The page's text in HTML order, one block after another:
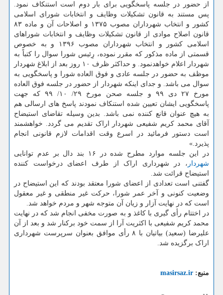
از حضور در جلسه پاسخگویی برای بار دوم است استنکاف نمود.
پس مستند به قانون تشکیلات وظایف و انتخابات شورای اسلامی
کشور و انتخاب شهرداران مصوب ۱۳۷۵ و اصلاحات آن و ماده ۸۳
قانون اصلاح موادی از قانون تشکیلات وظایف و انتخابات شوراهای
اسلامی کشور و انتخاب شهرداران مصوب ۱۳۹۶ و به خصوص
قسمتی از ماده مذکور که مقرر نموده، رِئیس شورا سوال را کتباً به
شهردار اعلام خواهدنمود. و حداکثر ظرف ۱۰ روز بعد از ابلاغ شهردار
موظف به حضور در جلسه عادی و فوق العاده شورا و پاسخگویی به
سوال می باشد. و جدای اینکه شهردار از حضور در جلسه فوق العاده
مورخ ۲۷ دی ۹۹ و جلسه صحن مورخ ۲۹/ ۱۰/ ۹۹ که جهت
پاسخگویی ایشان تعیین شده استنکاف نمودند پاسخ های ارسالی هم
به هیچ عنوان قانع کننده نمی باشد. بدین وسیله تقاضای استیضاح
آقای محمد کریم شفیعی شهردار اراک تقدیم می گردد. خواهشمند
است دستور فرمائید در اسرع وقت اقدامات لازم قانونی انجام
پذیرد.»
در این جلسه موارد مطرح شده در ۱۶ بند دال بر عدم توانایی
شهردار ، در شهرداری اراک از طرف اعضای درخواست کننده
استیضاح قرائت شد.
گفتنی است تعدادی از اعضای شورا معتقد بودند که این استیضاح در
وضعیت کنونی و آخر عمر شورا، حرکت غیر منطقی و غیر معقول
است که در نهایت آزار و زیان آن متوجه شهر و مردم خواهد شد.
در اختتام رأی گیری با کاغذ و به صورت مخفی انجام شد که در نهایت
محمد کریم شفیعی با اکثریت آرا از سمت خود برکنار شد و بعد از آن
علیرضا (سعید) بیاتیان با ۸ رأی موافق بعنوان سرپرست شهرداری
اراک برگزیده شد.
منبع: masirsaz.ir